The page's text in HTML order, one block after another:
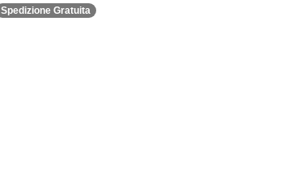
Spedizione Gratuita